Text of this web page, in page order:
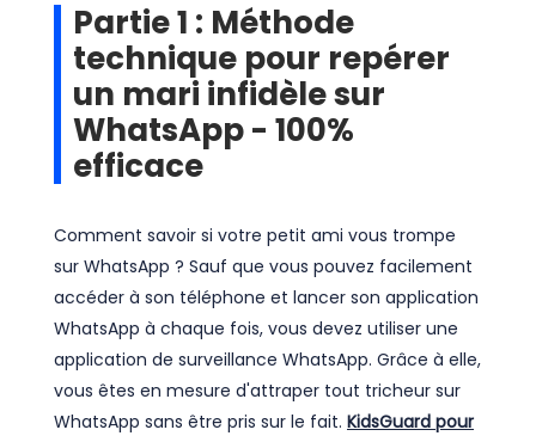
Partie 1 : Méthode
technique pour repérer
un mari infidèle sur
WhatsApp - 100%
efficace
Comment savoir si votre petit ami vous trompe
sur WhatsApp ? Sauf que vous pouvez facilement
accéder à son téléphone et lancer son application
WhatsApp à chaque fois, vous devez utiliser une
application de surveillance WhatsApp. Grâce à elle,
vous êtes en mesure d'attraper tout tricheur sur
WhatsApp sans être pris sur le fait. KidsGuard pour